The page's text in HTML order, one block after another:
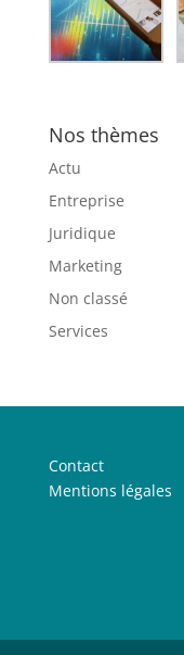
Nos thèmes
Actu
Entreprise
Juridique
Marketing
Non classé
Services
Contact
Mentions légales